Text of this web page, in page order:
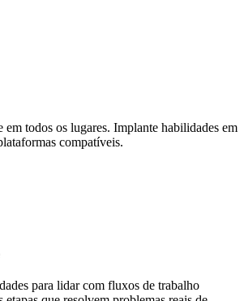
em todos os lugares. Implante habilidades em
compatíveis.
para lidar com fluxos de trabalho